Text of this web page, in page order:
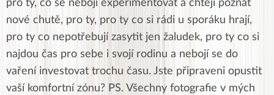
pro ty, co se nebojí experimentovat a chtějí poznat
nové chutě, pro ty, pro ty co si rádi u sporáku hrají,
pro ty co nepotřebují zasytit jen žaludek, pro ty co si
najdou čas pro sebe i svojí rodinu a nebojí se do
vaření investovat trochu času. Jste připraveni opustit
vaší komfortní zónu? PS. Všechny fotografie v mých